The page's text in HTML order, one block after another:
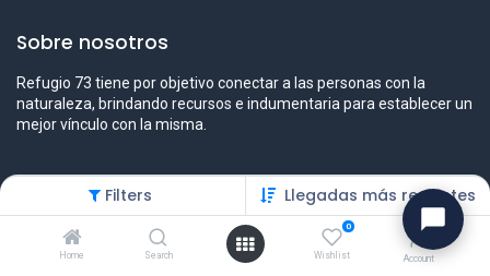
Filters Llegadas más recientes
Home Search
0
Wishlist Account
Sobre nosotros
Refugio 73 tiene por objetivo conectar a las personas con la
naturaleza, brindando recursos e indumentaria para establecer un
mejor vínculo con la misma.
Contáctenos
Contáctenos